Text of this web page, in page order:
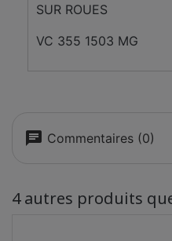
SUR ROUES
VC 355 1503 MG
chat Commentaires (0)
4 autres produits